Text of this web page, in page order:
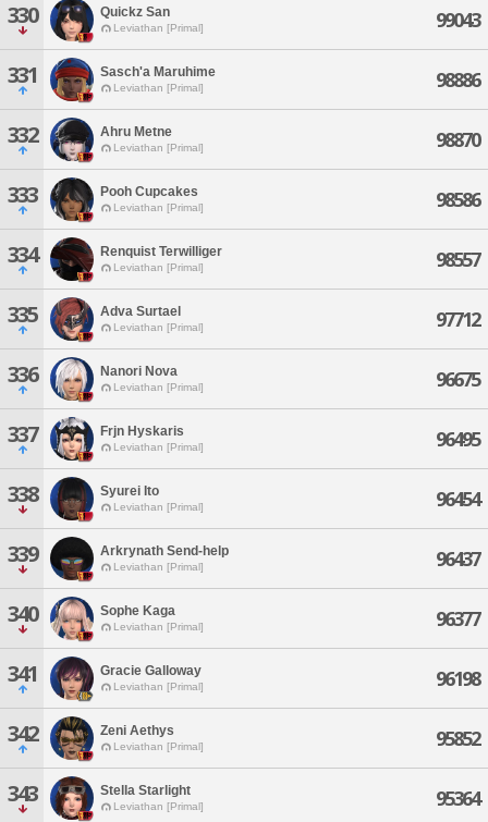
330 Quickz San
Leviathan [Primal] 99043
331 Sasch'a Maruhime
Leviathan [Primal] 98886
332 Ahru Metne
Leviathan [Primal] 98870
333 Pooh Cupcakes
Leviathan [Primal] 98586
334 Renquist Terwilliger
Leviathan [Primal] 98557
335 Adva Surtael
Leviathan [Primal] 97712
336 Nanori Nova
Leviathan [Primal] 96675
337 Frjn Hyskaris
Leviathan [Primal] 96495
338 Syurei Ito
Leviathan [Primal] 96454
339 Arkrynath Send-help
Leviathan [Primal] 96437
340 Sophe Kaga
Leviathan [Primal] 96377
341 Gracie Galloway
Leviathan [Primal] 96198
342 Zeni Aethys
Leviathan [Primal] 95852
343 Stella Starlight
Leviathan [Primal] 95364